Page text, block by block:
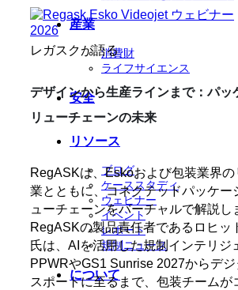
産業
消費財
ライフサイエンス
安全
リソース
ブログ
ケーススタディ
ウェビナー
イベント
レポート
規制ニュース
について
レガスクが語る
デザインから生産ラインまで：パッ
リューチェーンの未来
RegASKは、Eskoおよび包装業界の
業とともに、コネクテッドパッケー
ューチェーンをバーチャルで解説し
RegASKの製品責任者であるロヒッ
氏は、AIを活用した規制インテリジ
PPWRやGS1 Sunrise 2027からデ
スポートに至るまで、包装チームが